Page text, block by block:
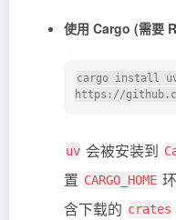
使用 Cargo (需要
cargo install
uv 会被安装到
置 CARGO_HOME
含下载的 crates